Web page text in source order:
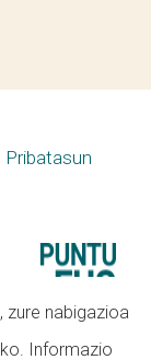
Pribatasun
zure nabigazioa
Informazio